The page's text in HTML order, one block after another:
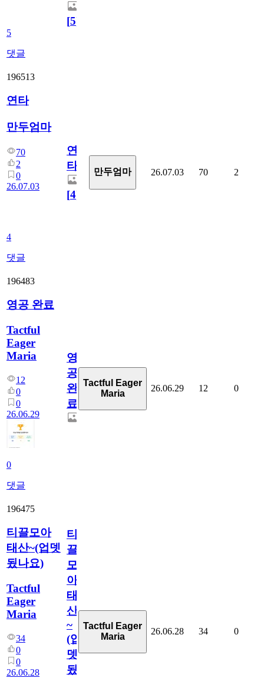
5
댓글
[5]
196513
연타
만두엄마
70
2
0
26.07.03
4
댓글
연
타
[4]
만두엄마 26.07.03 70 2
196483
영공 완료
Tactful
Eager
Maria
12
0
0
26.06.29
0
댓글
영
공
완
료
Tactful Eager
Maria
26.06.29 12 0
196475
티끌모아
태산~(업뎃
됬나요)
Tactful
Eager
Maria
34
0
0
26.06.28
티
끌
모
아
태
산
~
(업
뎃
됬
Tactful Eager
Maria
26.06.28 34 0